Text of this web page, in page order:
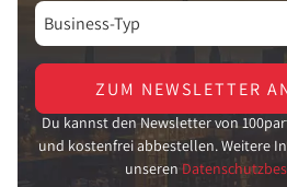
ZUM NEWSLETTER
Du kannst den Newsletter von
und kostenfrei abbestellen. Weitere
unseren